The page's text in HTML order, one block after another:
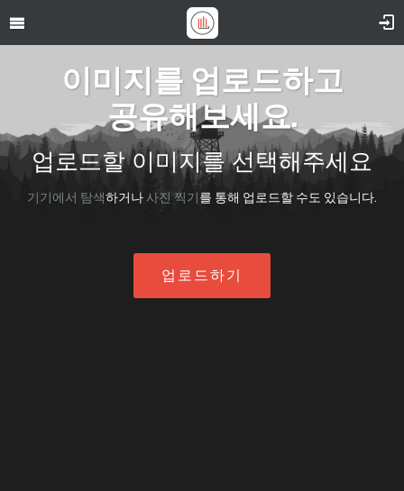
이미지를 업로드하고
공유해보세요.
업로드할 이미지를 선택해주세요
기기에서 탐색하거나 사진 찍기를 통해 업로드할 수도 있습니다.
업로드하기